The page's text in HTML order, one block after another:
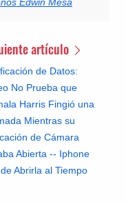
artículo
de Datos:
No Prueba que
Harris Fingió una
Mientras su
de Cámara
Abierta -- Iphone
Abrirla al Tiempo